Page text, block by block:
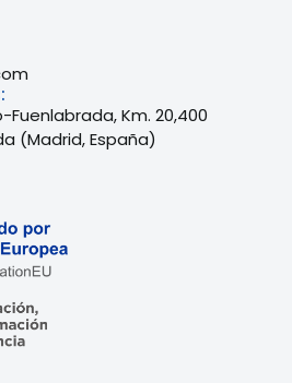
Km. 20,400
(Madrid, España)